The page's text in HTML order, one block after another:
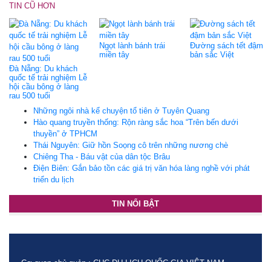
TIN CŨ HƠN
Đà Nẵng: Du khách
quốc tế trải nghiệm Lễ
hội cầu bông ở làng
rau 500 tuổi
Ngọt lành bánh trái
miền tây
Đường sách tết đậm
bản sắc Việt
Những ngôi nhà kể chuyện tổ tiên ở Tuyên Quang
Hào quang truyền thống: Rộn ràng sắc hoa “Trên bến dưới
thuyền” ở TPHCM
Thái Nguyên: Giữ hồn Soọng cô trên những nương chè
Chiêng Tha - Báu vật của dân tộc Brâu
Điện Biên: Gắn bảo tồn các giá trị văn hóa làng nghề với phát
triển du lịch
TIN NỔI BẬT